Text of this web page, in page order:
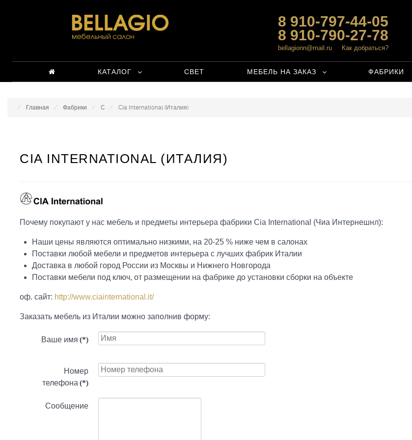
8 910-797-44-05
8 910-790-27-78
bellagionn@mail.ru Как добраться?
КАТАЛОГ СВЕТ МЕБЕЛЬ НА ЗАКАЗ ФАБРИКИ
Главная Фабрики C Cia International (Италия)
CIA INTERNATIONAL (ИТАЛИЯ)
Почему покупают у нас мебель и предметы интерьера фабрики Cia International (Чиа Интернешнл):
Наши цены являются оптимально низкими, на 20-25 % ниже чем в салонах
Поставки любой мебели и предметов интерьера с лучших фабрик Италии
Доставка в любой город России из Москвы и Нижнего Новгорода
Поставки мебели под ключ, от размещении на фабрике до установки сборки на объекте
оф. сайт: http://www.ciainternational.it/
Заказать мебель из Италии можно заполнив форму:
Ваше имя (*)
Номер
телефона (*)
Сообщение